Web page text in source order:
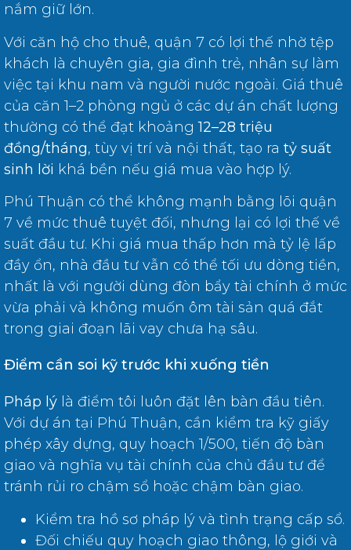
nắm giữ lớn.
Với căn hộ cho thuê, quận 7 có lợi thế nhờ tệp
khách là chuyên gia, gia đình trẻ, nhân sự làm
việc tại khu nam và người nước ngoài. Giá thuê
của căn 1–2 phòng ngủ ở các dự án chất lượng
thường có thể đạt khoảng12–28 triệu
đồng/tháng, tùy vị trí và nội thất, tạo ra tỷ suất
sinh lời khá bền nếu giá mua vào hợp lý.
Phú Thuận có thể không mạnh bằng lõi quận
7 về mức thuê tuyệt đối, nhưng lại có lợi thế về
suất đầu tư. Khi giá mua thấp hơn mà tỷ lệ lấp
đầy ổn, nhà đầu tư vẫn có thể tối ưu dòng tiền,
nhất là với người dùng đòn bẩy tài chính ở mức
vừa phải và không muốn ôm tài sản quá đắt
trong giai đoạn lãi vay chưa hạ sâu.
Điểm cần soi kỹ trước khi xuống tiền
Pháp lý là điểm tôi luôn đặt lên bàn đầu tiên.
Với dự án tại Phú Thuận, cần kiểm tra kỹ giấy
phép xây dựng, quy hoạch 1/500, tiến độ bàn
giao và nghĩa vụ tài chính của chủ đầu tư để
tránh rủi ro chậm sổ hoặc chậm bàn giao.
Kiểm tra hồ sơ pháp lý và tình trạng cấp sổ.
Đối chiếu quy hoạch giao thông, lộ giới và